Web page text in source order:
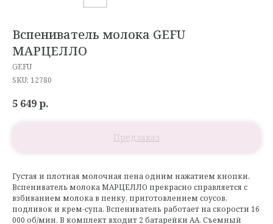
Вспениватель молока GEFU
МАРЦЕЛЛО
GEFU
SKU: 12780
5 649р.
Густая и плотная молочная пена одним нажатием кнопки.
Вспениватель молока МАРЦЕЛЛО прекрасно справляется с
взбиванием молока в пенку, приготовлением соусов,
подливок и крем-супа. Вспениватель работает на скорости 16
000 об/мин. В комплект входит 2 батарейки АА. Съемный